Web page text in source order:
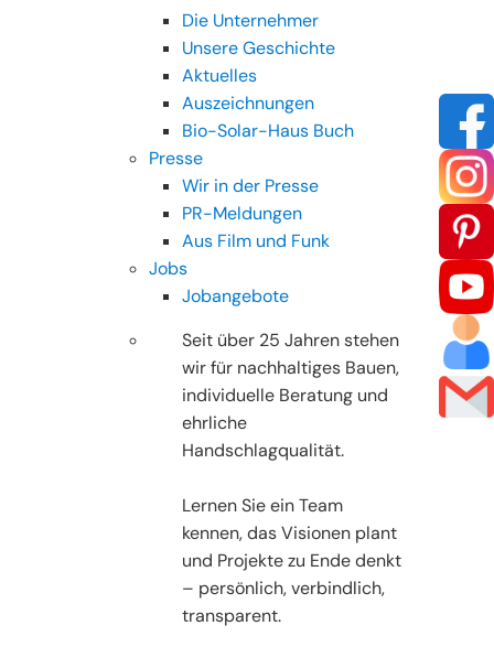
Die Unternehmer
Unsere Geschichte
Aktuelles
Auszeichnungen
Bio-Solar-Haus Buch
Presse
Wir in der Presse
PR-Meldungen
Aus Film und Funk
Jobs
Jobangebote
Seit über 25 Jahren stehen
wir für nachhaltiges Bauen,
individuelle Beratung und
ehrliche
Handschlagqualität.
Lernen Sie ein Team
kennen, das Visionen plant
und Projekte zu Ende denkt
– persönlich, verbindlich,
transparent.